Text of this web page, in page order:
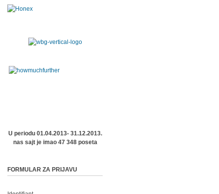
U periodu 01.04.2013- 31.12.2013.
nas sajt je imao 47 348 poseta
FORMULAR ZA PRIJAVU